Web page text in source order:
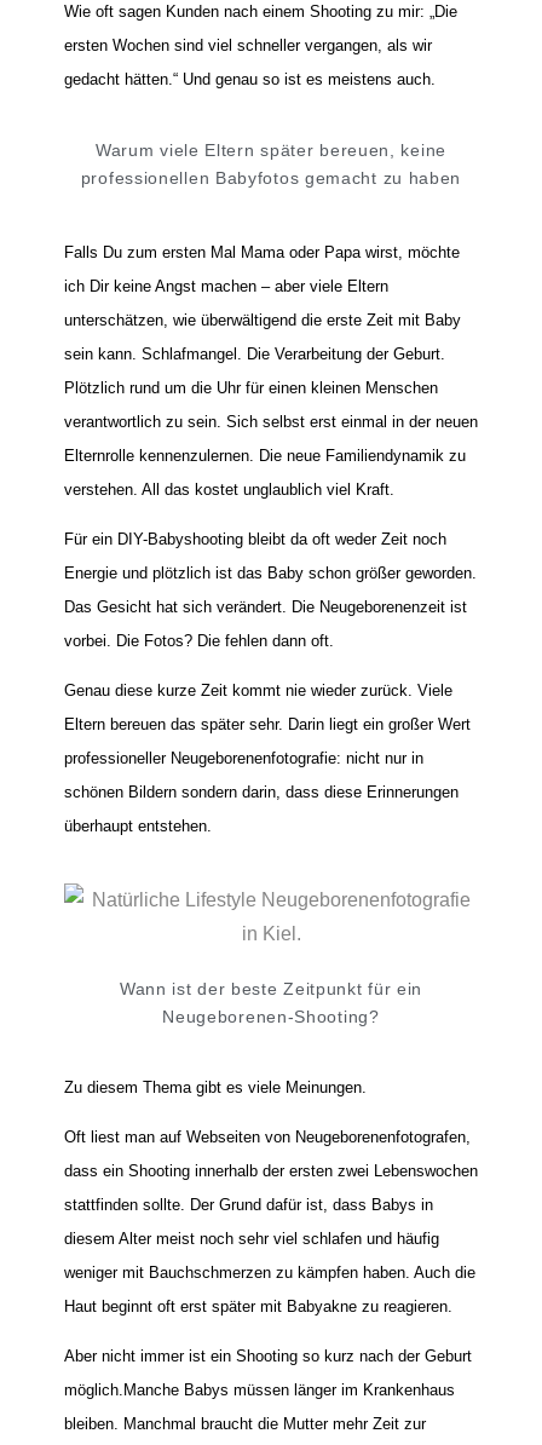
Wie oft sagen Kunden nach einem Shooting zu mir: „Die
ersten Wochen sind viel schneller vergangen, als wir
gedacht hätten.“ Und genau so ist es meistens auch.
Warum viele Eltern später bereuen, keine
professionellen Babyfotos gemacht zu haben
Falls Du zum ersten Mal Mama oder Papa wirst, möchte
ich Dir keine Angst machen – aber viele Eltern
unterschätzen, wie überwältigend die erste Zeit mit Baby
sein kann. Schlafmangel. Die Verarbeitung der Geburt.
Plötzlich rund um die Uhr für einen kleinen Menschen
verantwortlich zu sein. Sich selbst erst einmal in der neuen
Elternrolle kennenzulernen. Die neue Familiendynamik zu
verstehen. All das kostet unglaublich viel Kraft.
Für ein DIY-Babyshooting bleibt da oft weder Zeit noch
Energie und plötzlich ist das Baby schon größer geworden.
Das Gesicht hat sich verändert. Die Neugeborenenzeit ist
vorbei. Die Fotos? Die fehlen dann oft.
Genau diese kurze Zeit kommt nie wieder zurück. Viele
Eltern bereuen das später sehr. Darin liegt ein großer Wert
professioneller Neugeborenenfotografie: nicht nur in
schönen Bildern sondern darin, dass diese Erinnerungen
überhaupt entstehen.
Wann ist der beste Zeitpunkt für ein
Neugeborenen-Shooting?
Zu diesem Thema gibt es viele Meinungen.
Oft liest man auf Webseiten von Neugeborenenfotografen,
dass ein Shooting innerhalb der ersten zwei Lebenswochen
stattfinden sollte. Der Grund dafür ist, dass Babys in
diesem Alter meist noch sehr viel schlafen und häufig
weniger mit Bauchschmerzen zu kämpfen haben. Auch die
Haut beginnt oft erst später mit Babyakne zu reagieren.
Aber nicht immer ist ein Shooting so kurz nach der Geburt
möglich.Manche Babys müssen länger im Krankenhaus
bleiben. Manchmal braucht die Mutter mehr Zeit zur